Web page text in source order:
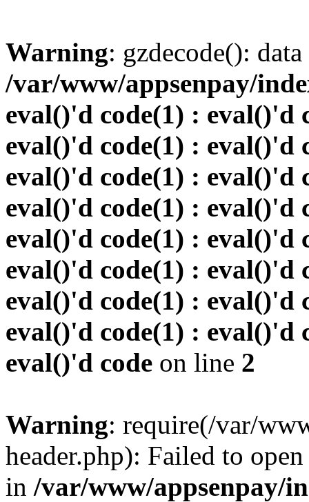
Warning: gzdecode():
/var/www/appsenpay/
eval()'d code(1) : eval()'d
eval()'d code(1) : eval()'d
eval()'d code(1) : eval()'d
eval()'d code(1) : eval()'d
eval()'d code(1) : eval()'d
eval()'d code(1) : eval()'d
eval()'d code(1) : eval()'d
eval()'d code(1) : eval()'d
eval()'d code on line 2
Warning: require(/var/
header.php): Failed to
in /var/www/appsenpay/